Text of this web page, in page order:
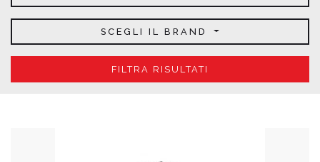
SCEGLI IL BRAND
FILTRA RISULTATI